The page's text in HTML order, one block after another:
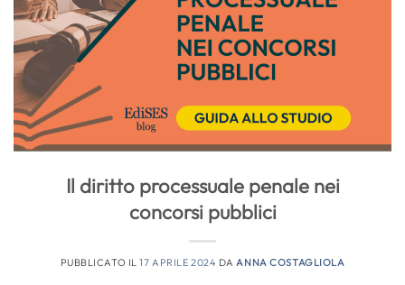
Il diritto processuale penale nei
concorsi pubblici
PUBBLICATO IL17 APRILE 2024 DA ANNA COSTAGLIOLA